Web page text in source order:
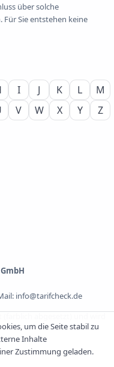
über solche
Sie entstehen keine
I J K L
M
V W X Y
Z
info@tarifcheck.de
um die Seite stabil zu
Inhalte
Zustimmung geladen.